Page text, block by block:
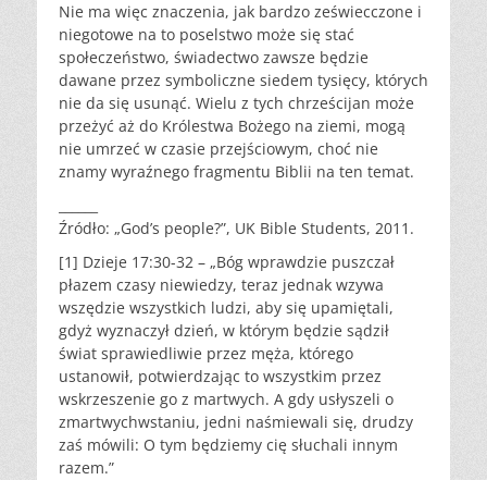
Nie ma więc znaczenia, jak bardzo zeświecczone i
niegotowe na to poselstwo może się stać
społeczeństwo, świadectwo zawsze będzie
dawane przez symboliczne siedem tysięcy, których
nie da się usunąć. Wielu z tych chrześcijan może
przeżyć aż do Królestwa Bożego na ziemi, mogą
nie umrzeć w czasie przejściowym, choć nie
znamy wyraźnego fragmentu Biblii na ten temat.
Źródło: „God’s people?”, UK Bible Students, 2011.
[1] Dzieje 17:30-32 – „Bóg wprawdzie puszczał
płazem czasy niewiedzy, teraz jednak wzywa
wszędzie wszystkich ludzi, aby się upamiętali,
gdyż wyznaczył dzień, w którym będzie sądził
świat sprawiedliwie przez męża, którego
ustanowił, potwierdzając to wszystkim przez
wskrzeszenie go z martwych. A gdy usłyszeli o
zmartwychwstaniu, jedni naśmiewali się, drudzy
zaś mówili: O tym będziemy cię słuchali innym
razem.”